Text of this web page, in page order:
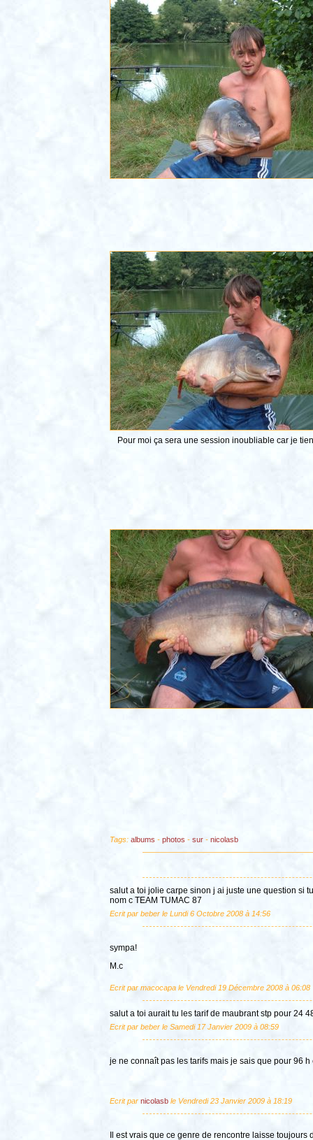
Pour moi ça sera une session inoubliable car je
Tags: albums - photos - sur- nicolasb
salut a toi jolie carpe sinon j ai juste une question si
nom c TEAM TUMAC 87
Ecrit par beber le Lundi 6 Octobre 2008 à 14:56
sympa!
M.c
Ecrit par macocapa le Vendredi 19 Décembre 2008 à 06:08
salut a toi aurait tu les tarif de maubrant stp pour 24
Ecrit par beber le Samedi 17 Janvier 2009 à 08:59
je ne connaît pas les tarifs mais je sais que pour 96 h
Ecrit par nicolasble Vendredi 23 Janvier 2009 à 18:19
Il est vrais que ce genre de rencontre laisse